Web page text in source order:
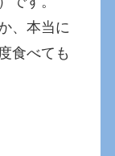
、本当に
食べても